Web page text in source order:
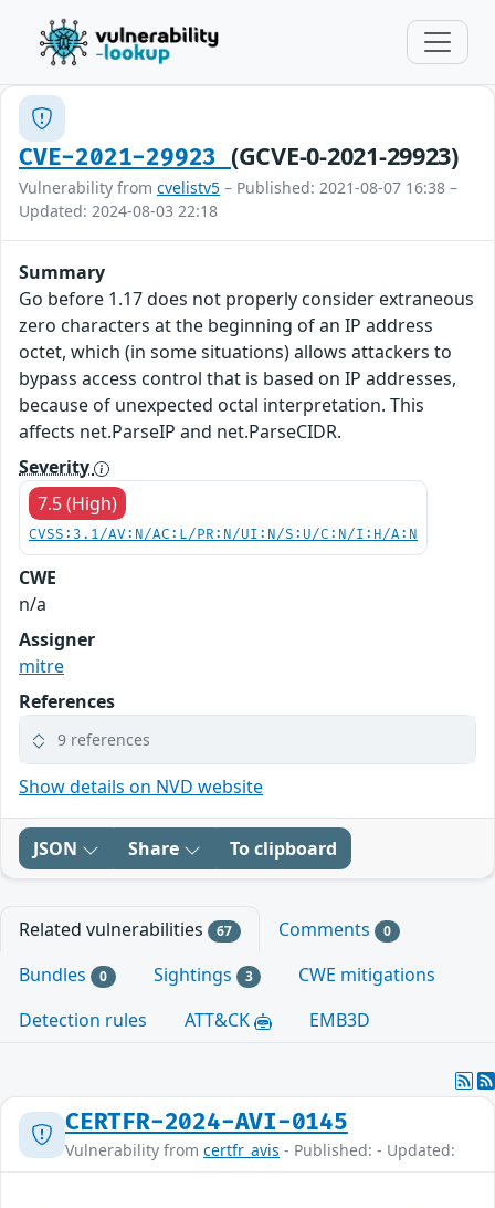
CVE-2021-29923 (GCVE-0-2021-29923)
Vulnerability from cvelistv5 – Published: 2021-08-07 16:38 –
Updated: 2024-08-03 22:18
Summary
Go before 1.17 does not properly consider extraneous
zero characters at the beginning of an IP address
octet, which (in some situations) allows attackers to
bypass access control that is based on IP addresses,
because of unexpected octal interpretation. This
affects net.ParseIP and net.ParseCIDR.
Severity
7.5 (High)
CVSS:3.1/AV:N/AC:L/PR:N/UI:N/S:U/C:N/I:H/A:N
CWE
n/a
Assigner
mitre
References
9 references
Show details on NVD website
JSON Share To clipboard
Related vulnerabilities 67 Comments 0
Bundles 0 Sightings 3
CWE mitigations
Detection rules
ATT&CK EMB3D
CERTFR-2024-AVI-0145
Vulnerability from certfr_avis - Published: - Updated: